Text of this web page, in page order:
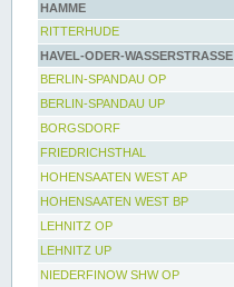
HAMME
RITTERHUDE
HAVEL-ODER-WASSERSTRASSE
BERLIN-SPANDAU OP
BERLIN-SPANDAU UP
BORGSDORF
FRIEDRICHSTHAL
HOHENSAATEN WEST AP
HOHENSAATEN WEST BP
LEHNITZ OP
LEHNITZ UP
NIEDERFINOW SHW OP